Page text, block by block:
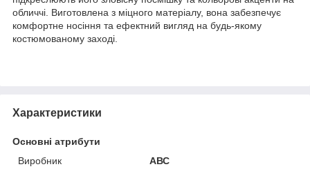
обличчі. Виготовлена з міцного матеріалу, вона забезпечує
комфортне носіння та ефектний вигляд на будь-якому
костюмованому заході.
Характеристики
Основні атрибути
Виробник
АВС